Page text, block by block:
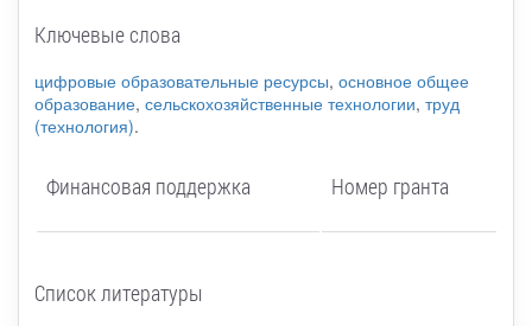
Ключевые слова
цифровые образовательные ресурсы, основное общее
образование, сельскохозяйственные технологии, труд
(технология).
Финансовая поддержка Номер гранта
Список литературы